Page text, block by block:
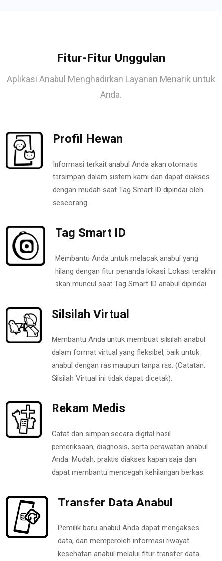
Fitur-Fitur Unggulan
Aplikasi Anabul Menghadirkan Layanan Menarik untuk
Anda.
Profil Hewan
Informasi terkait anabul Anda akan otomatis
tersimpan dalam sistem kami dan dapat diakses
dengan mudah saat Tag Smart ID dipindai oleh
seseorang.
Tag Smart ID
Membantu Anda untuk melacak anabul yang
hilang dengan fitur penanda lokasi. Lokasi terakhir
akan muncul saat Tag Smart ID anabul dipindai.
Silsilah Virtual
Membantu Anda untuk membuat silsilah anabul
dalam format virtual yang fleksibel, baik untuk
anabul dengan ras maupun tanpa ras. (Catatan:
Silsilah Virtual ini tidak dapat dicetak).
Rekam Medis
Catat dan simpan secara digital hasil
pemeriksaan, diagnosis, serta perawatan anabul
Anda. Mudah, praktis diakses kapan saja dan
dapat membantu mencegah kehilangan berkas.
Transfer Data Anabul
Pemilik baru anabul Anda dapat mengakses
data, dan memperoleh informasi riwayat
kesehatan anabul melalui fitur transfer data.